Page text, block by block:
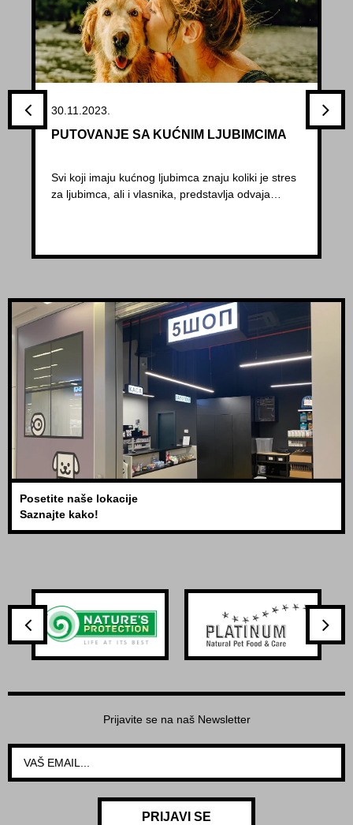
30.11.2023.
PUTOVANJE SA KUĆNIM LJUBIMCIMA
Svi koji imaju kućnog ljubimca znaju koliki je stres
za ljubimca, ali i vlasnika, predstavlja odvaja…
Posetite naše lokacije
Saznajte kako!
Prijavite se na naš Newsletter
PRIJAVI SE